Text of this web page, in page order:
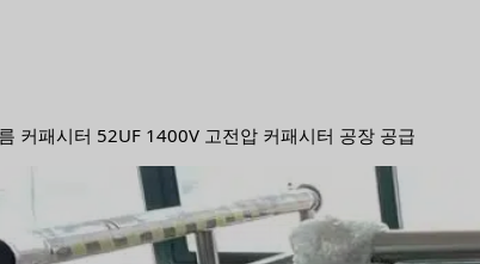
커패시터 52UF 1400V 고전압 커패시터 공장 공급